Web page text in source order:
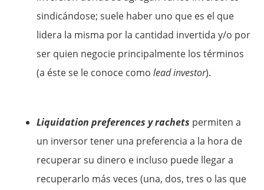
sindicándose; suele haber uno que es el que
lidera la misma por la cantidad invertida y/o por
ser quien negocie principalmente los términos
(a éste se le conoce como lead investor).
Liquidation preferences y rachets permiten a
un inversor tener una preferencia a la hora de
recuperar su dinero e incluso puede llegar a
recuperarlo más veces (una, dos, tres o las que